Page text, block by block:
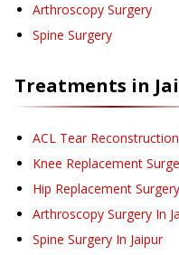
Arthroscopy Surgery
Spine Surgery
Treatments in
ACL Tear
Knee Replacement
Hip Replacement Surgery
Arthroscopy Surgery In
Spine Surgery In Jaipur